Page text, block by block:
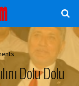
Dolu Dolu